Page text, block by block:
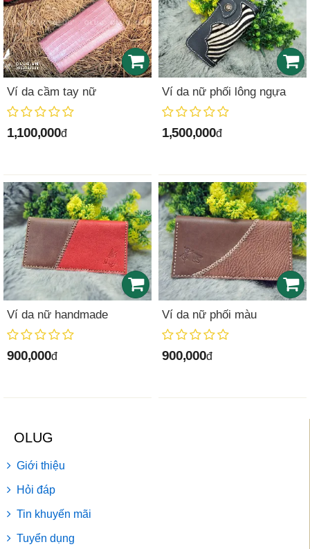
Ví da cầm tay nữ
1,100,000đ
Ví da nữ phối lông ngựa
1,500,000đ
Ví da nữ handmade
900,000đ
Ví da nữ phối màu
900,000đ
OLUG
Giới thiệu
Hỏi đáp
Tin khuyến mãi
Tuyển dụng